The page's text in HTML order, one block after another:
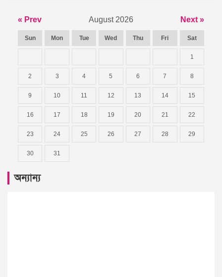
« Prev August 2026 Next »
Sun Mon Tue Wed Thu Fri Sat
1
2 3 4 5 6 7 8
9 10 11 12 13 14 15
16 17 18 19 20 21 22
23 24 25 26 27 28 29
30 31
অন্যান্য